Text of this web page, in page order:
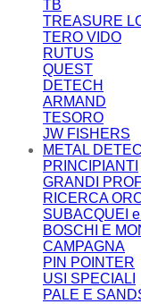
TB
TREASURE
TERO VIDO
RUTUS
QUEST
DETECH
ARMAND
TESORO
JW FISHERS
METAL
PRINCIPIANTI
GRANDI
RICERCA
SUBACQUEI
BOSCHI E
CAMPAGNA
PIN POINTER
USI SPECIALI
PALE E